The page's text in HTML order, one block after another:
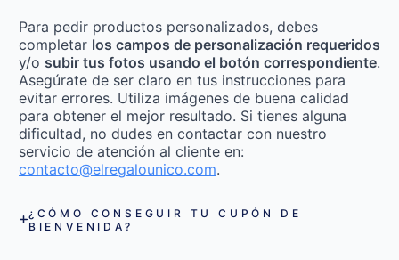
Para pedir productos personalizados, debes
completar los campos de personalización requeridos
y/o subir tus fotos usando el botón correspondiente.
Asegúrate de ser claro en tus instrucciones para
evitar errores. Utiliza imágenes de buena calidad
para obtener el mejor resultado. Si tienes alguna
dificultad, no dudes en contactar con nuestro
servicio de atención al cliente en:
contacto@elregalounico.com.
¿CÓMO CONSEGUIR TU CUPÓN DE
BIENVENIDA?